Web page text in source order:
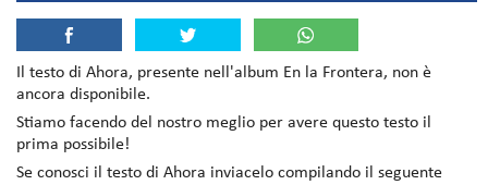
Il testo di Ahora, presente nell'album En la Frontera, non è
ancora disponibile.
Stiamo facendo del nostro meglio per avere questo testo il
prima possibile!
Se conosci il testo di Ahora inviacelo compilando il seguente